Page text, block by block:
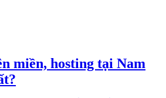
miền, hosting tại Nam